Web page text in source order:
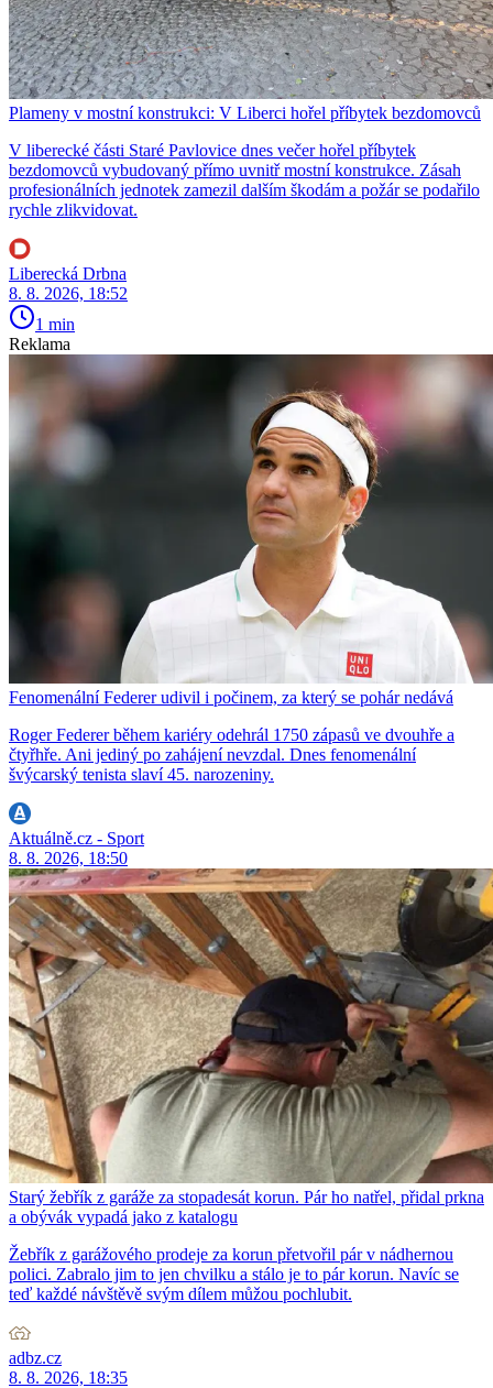
Plameny v mostní konstrukci: V Liberci hořel příbytek bezdomovců
V liberecké části Staré Pavlovice dnes večer hořel příbytek
bezdomovců vybudovaný přímo uvnitř mostní konstrukce. Zásah
profesionálních jednotek zamezil dalším škodám a požár se podařilo
rychle zlikvidovat.
Liberecká Drbna
8. 8. 2026, 18:52
1 min
Reklama
Fenomenální Federer udivil i počinem, za který se pohár nedává
Roger Federer během kariéry odehrál 1750 zápasů ve dvouhře a
čtyřhře. Ani jediný po zahájení nevzdal. Dnes fenomenální
švýcarský tenista slaví 45. narozeniny.
Aktuálně.cz - Sport
8. 8. 2026, 18:50
Starý žebřík z garáže za stopadesát korun. Pár ho natřel, přidal prkna
a obývák vypadá jako z katalogu
Žebřík z garážového prodeje za korun přetvořil pár v nádhernou
polici. Zabralo jim to jen chvilku a stálo je to pár korun. Navíc se
teď každé návštěvě svým dílem můžou pochlubit.
adbz.cz
8. 8. 2026, 18:35